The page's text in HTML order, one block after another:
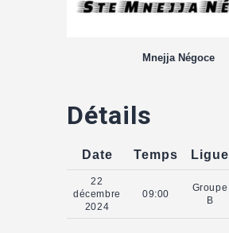
Mnejja Négoce
Détails
Date Temps Ligue
22
décembre
2024
09:00
Groupe
B